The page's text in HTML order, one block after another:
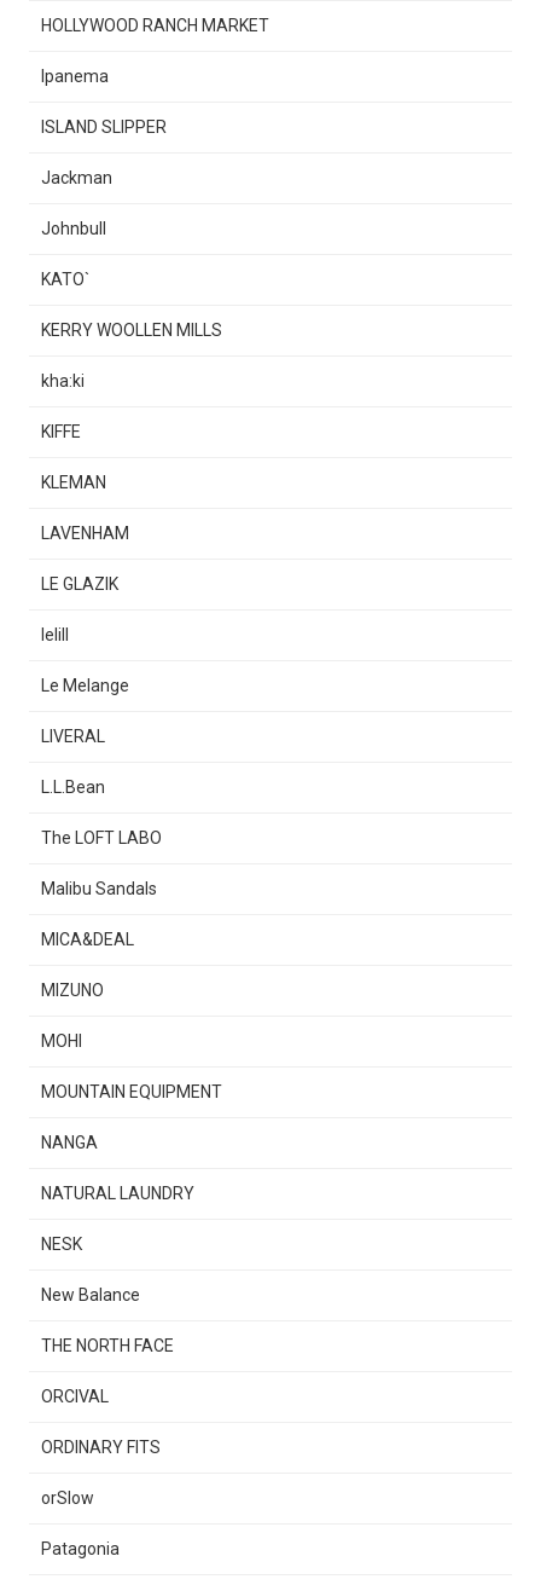
HOLLYWOOD RANCH MARKET
Ipanema
ISLAND SLIPPER
Jackman
Johnbull
KATO`
KERRY WOOLLEN MILLS
kha:ki
KIFFE
KLEMAN
LAVENHAM
LE GLAZIK
lelill
Le Melange
LIVERAL
L.L.Bean
The LOFT LABO
Malibu Sandals
MICA&DEAL
MIZUNO
MOHI
MOUNTAIN EQUIPMENT
NANGA
NATURAL LAUNDRY
NESK
New Balance
THE NORTH FACE
ORCIVAL
ORDINARY FITS
orSlow
Patagonia